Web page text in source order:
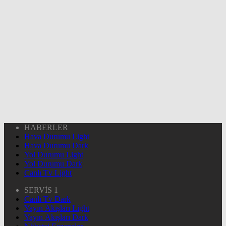
HABERLER
Hava Durumu Light
Hava Durumu Dark
Yol Durumu Light
Yol Durumu Dark
Canlı Tv Light
SERVİS 1
Canlı Tv Dark
Yayın Akışları Light
Yayın Akışları Dark